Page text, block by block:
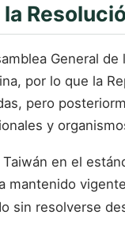
General
por lo que la
pero
y
en el
sin resolverse